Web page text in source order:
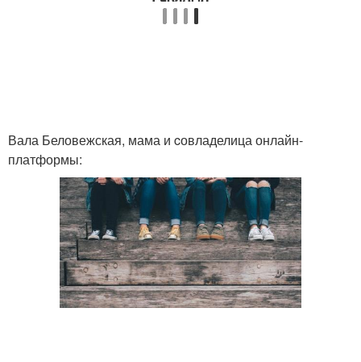
Вала Беловежская, мама и cовладелица онлайн-
платформы: